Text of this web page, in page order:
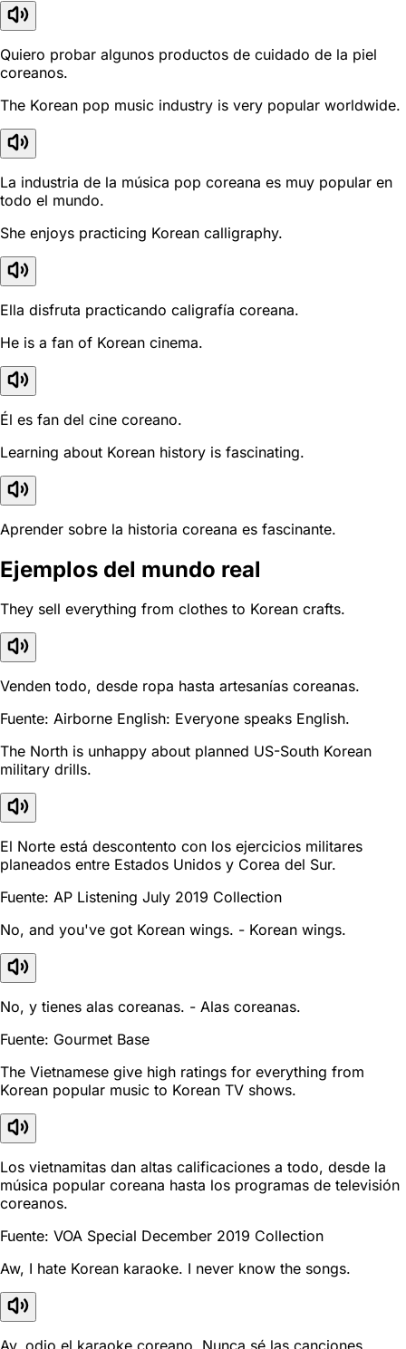
Quiero probar algunos productos de cuidado de la piel
coreanos.
The Korean pop music industry is very popular worldwide.
La industria de la música pop coreana es muy popular en
todo el mundo.
She enjoys practicing Korean calligraphy.
Ella disfruta practicando caligrafía coreana.
He is a fan of Korean cinema.
Él es fan del cine coreano.
Learning about Korean history is fascinating.
Aprender sobre la historia coreana es fascinante.
Ejemplos del mundo real
They sell everything from clothes to Korean crafts.
Venden todo, desde ropa hasta artesanías coreanas.
Fuente: Airborne English: Everyone speaks English.
The North is unhappy about planned US-South Korean
military drills.
El Norte está descontento con los ejercicios militares
planeados entre Estados Unidos y Corea del Sur.
Fuente: AP Listening July 2019 Collection
No, and you've got Korean wings. - Korean wings.
No, y tienes alas coreanas. - Alas coreanas.
Fuente: Gourmet Base
The Vietnamese give high ratings for everything from
Korean popular music to Korean TV shows.
Los vietnamitas dan altas calificaciones a todo, desde la
música popular coreana hasta los programas de televisión
coreanos.
Fuente: VOA Special December 2019 Collection
Aw, I hate Korean karaoke. I never know the songs.